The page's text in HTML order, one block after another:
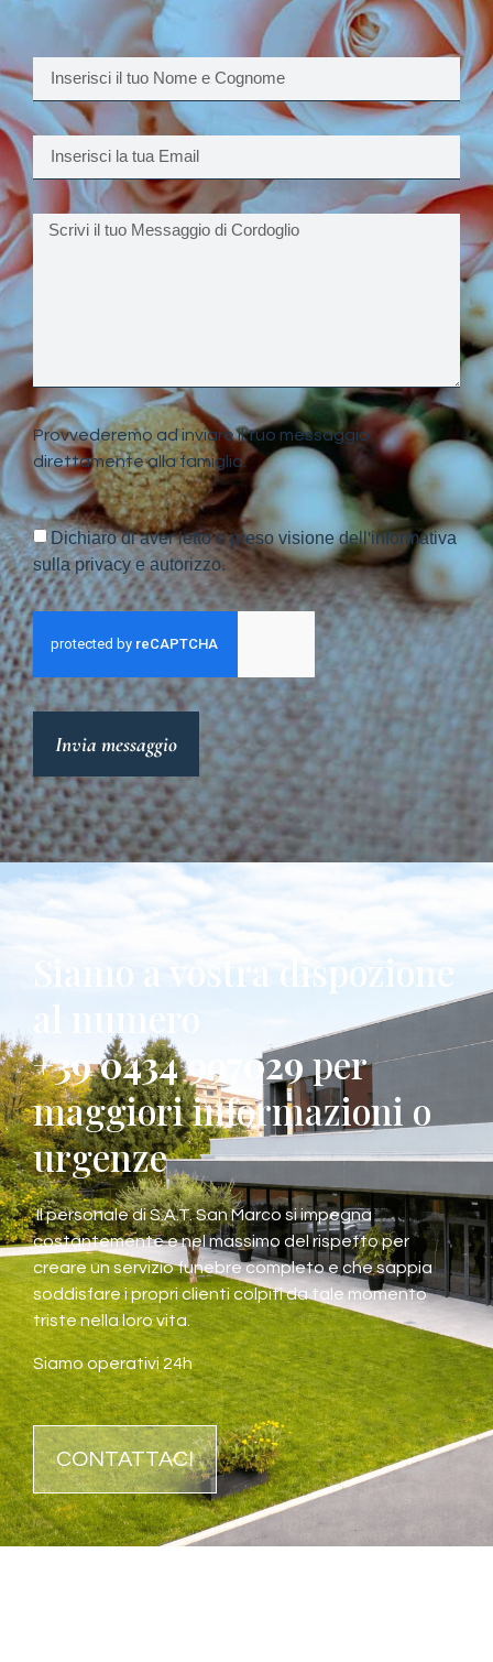
Provvederemo ad inviare il tuo messaggio
direttamente alla famiglia.
Dichiaro di aver letto e preso visione dell'informativa
sulla privacy e autorizzo.
Invia messaggio
Siamo a vostra dispozione
al numero
+39 0434 997029per
maggiori informazioni o
urgenze
Il personale di S.A.T. San Marco si impegna
costantemente e nel massimo del rispetto per
creare un servizio funebre completo e che sappia
soddisfare i propri clienti colpiti da tale momento
triste nella loro vita.
Siamo operativi 24h
CONTATTACI